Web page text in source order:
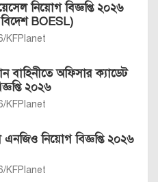
নিয়োগ বিজ্ঞপ্তি ২০২৬
BOESL)
KFPlanet
বাহিনীতে অফিসার ক্যাডেট
২০২৬
KFPlanet
নিয়োগ বিজ্ঞপ্তি ২০২৬
KFPlanet